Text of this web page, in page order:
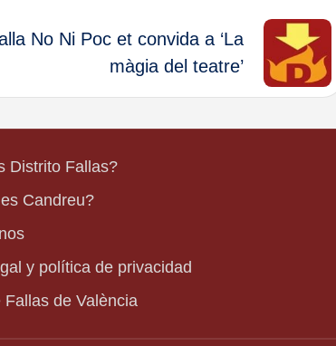
No Ni Poc et convida a ‘La
màgia del teatre’
Distrito Fallas?
Candreu?
y política de privacidad
Fallas de València